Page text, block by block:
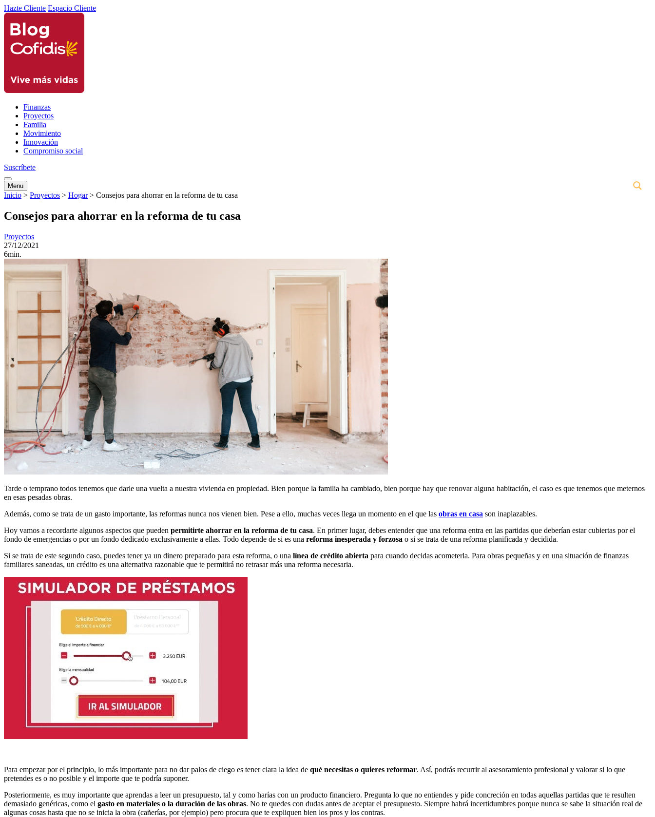
Hazte Cliente Espacio Cliente
Finanzas
Proyectos
Familia
Movimiento
Innovación
Compromiso social
Suscríbete
Menu
Inicio > Proyectos > Hogar > Consejos para ahorrar en la reforma de tu casa
Consejos para ahorrar en la reforma de tu casa
Proyectos
27/12/2021
6min.
Tarde o temprano todos tenemos que darle una vuelta a nuestra vivienda en propiedad. Bien porque la familia ha cambiado, bien porque hay que renovar alguna habitación, el caso es que tenemos que meternos
en esas pesadas obras.
Además, como se trata de un gasto importante, las reformas nunca nos vienen bien. Pese a ello, muchas veces llega un momento en el que las obras en casa son inaplazables.
Hoy vamos a recordarte algunos aspectos que pueden permitirte ahorrar en la reforma de tu casa. En primer lugar, debes entender que una reforma entra en las partidas que deberían estar cubiertas por el
fondo de emergencias o por un fondo dedicado exclusivamente a ellas. Todo depende de si es una reforma inesperada y forzosa o si se trata de una reforma planificada y decidida.
Si se trata de este segundo caso, puedes tener ya un dinero preparado para esta reforma, o una línea de crédito abierta para cuando decidas acometerla. Para obras pequeñas y en una situación de finanzas
familiares saneadas, un crédito es una alternativa razonable que te permitirá no retrasar más una reforma necesaria.
Para empezar por el principio, lo más importante para no dar palos de ciego es tener clara la idea de qué necesitas o quieres reformar. Así, podrás recurrir al asesoramiento profesional y valorar si lo que
pretendes es o no posible y el importe que te podría suponer.
Posteriormente, es muy importante que aprendas a leer un presupuesto, tal y como harías con un producto financiero. Pregunta lo que no entiendes y pide concreción en todas aquellas partidas que te resulten
demasiado genéricas, como el gasto en materiales o la duración de las obras. No te quedes con dudas antes de aceptar el presupuesto. Siempre habrá incertidumbres porque nunca se sabe la situación real de
algunas cosas hasta que no se inicia la obra (cañerías, por ejemplo) pero procura que te expliquen bien los pros y los contras.